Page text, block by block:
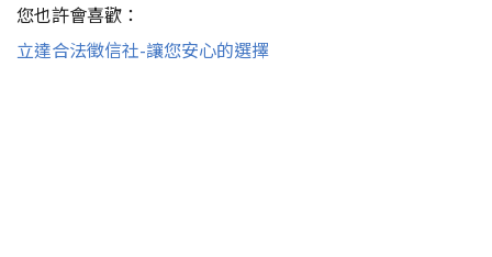
您也許會喜歡：
立達合法徵信社-讓您安心的選擇